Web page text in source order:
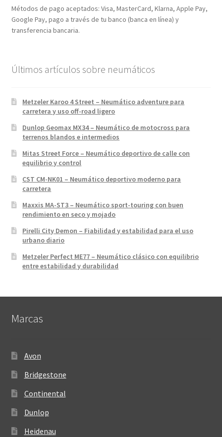
Métodos de pago aceptados: Visa, MasterCard, Klarna, Apple Pay,
Google Pay, pago a través de tu banco (banca en línea) y
transferencia bancaria.
Últimos artículos sobre neumáticos
Metzeler Karoo 4 Street – Neumático adventure para
carretera y uso off-road ligero
Dunlop Geomax MX34 – Neumático de motocross para
terrenos blandos e intermedios
Mitas Street Force – Neumático deportivo de calle con
equilibrio y control
CST CM-NK01 – Neumático deportivo moderno para
carretera
Maxxis MA-ST3 – Neumático sport-touring con buen
rendimiento en seco y mojado
Pirelli City Demon – Fiabilidad y estabilidad para el uso
urbano diario
Metzeler Perfect ME77 – Neumático clásico con equilibrio
entre estabilidad y durabilidad
Marcas
Avon
Bridgestone
Continental
Dunlop
Heidenau